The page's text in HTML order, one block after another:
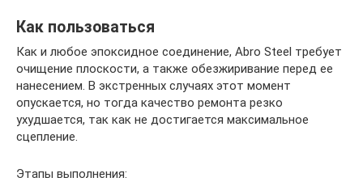
Как пользоваться
Как и любое эпоксидное соединение, Abro Steel требует
очищение плоскости, а также обезжиривание перед ее
нанесением. В экстренных случаях этот момент
опускается, но тогда качество ремонта резко
ухудшается, так как не достигается максимальное
сцепление.
Этапы выполнения: